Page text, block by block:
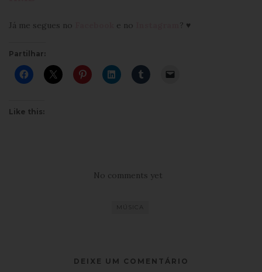
Já me segues no e no ? ♥
Partilhar:
Like this:
No comments yet
MÚSICA
DEIXE UM COMENTÁRIO